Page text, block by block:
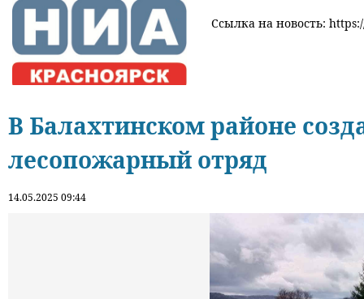
Ссылка на новость:
В Балахтинском районе
лесопожарный отряд
14.05.2025 09:44